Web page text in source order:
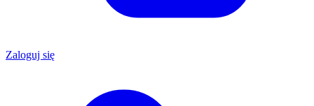
Zaloguj się